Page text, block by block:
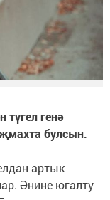
түгел генә
булсын.
артык
Әнине югалту